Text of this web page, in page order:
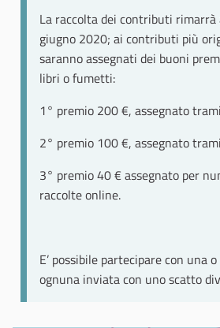
La raccolta dei contributi
giugno 2020; ai contributi più
saranno assegnati dei buoni
libri o fumetti:
1° premio 200 €, assegnato
2° premio 100 €, assegnato
3° premio 40 € assegnato per
raccolte online.
E’ possibile partecipare con una
ognuna inviata con uno scatto